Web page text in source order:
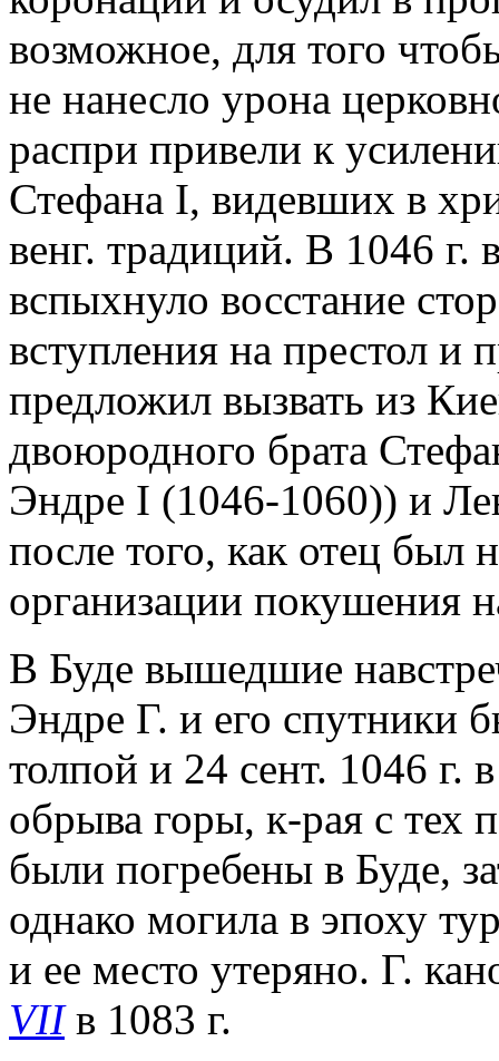
возможное, для того
не нанесло урона
распри привели к
Стефана I, видевших в
венг. традиций. В 1046 г.
вспыхнуло восстание
вступления на престол и
предложил вызвать из
двоюродного брата
Эндре I (1046-1060)) и
после того, как отец был
организации покушения
В Буде вышедшие
Эндре Г. и его спутники
толпой и 24 сент. 1046 г.
обрыва горы, к-рая с тех
были погребены в Буде,
однако могила в эпоху
и ее место утеряно. Г.
VIIв 1083 г.